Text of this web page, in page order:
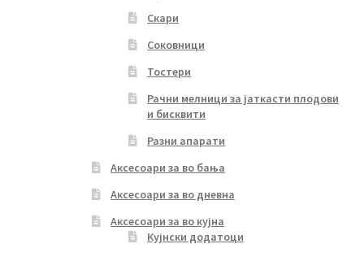
Скари
Соковници
Тостери
Рачни мелници за јаткасти плодови
и бисквити
Разни апарати
Аксесоари за во бања
Аксесоари за во дневна
Аксесоари за во кујна
Кујнски додатоци